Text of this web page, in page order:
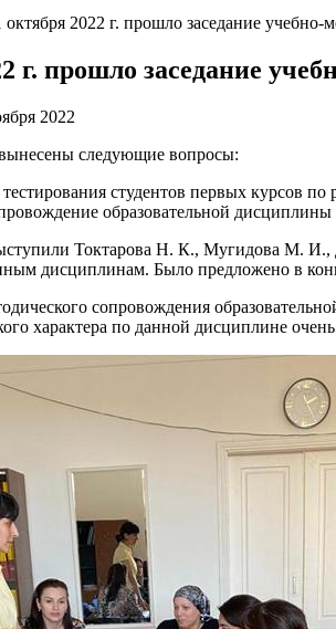
октября 2022 г. прошло заседание
г. прошло заседание
2022
следующие вопросы:
студентов первых курсов
образовательной дисциплины
Токтарова Н. К., Мугидова М.
дисциплинам. Было предложено в
сопровождения
характера по данной дисциплине